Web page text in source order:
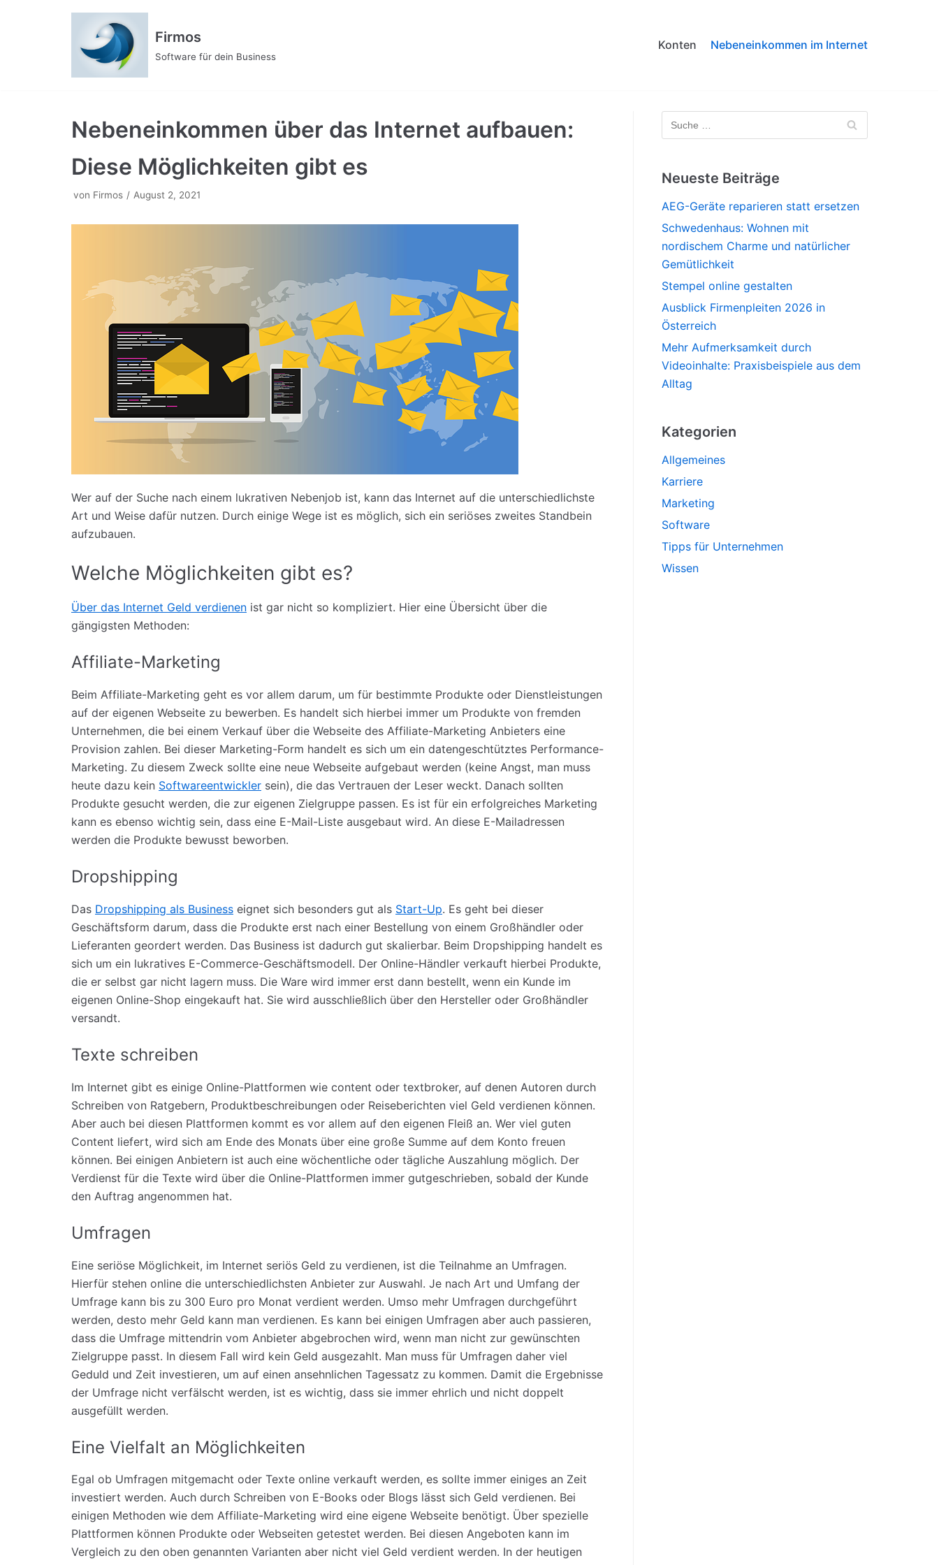
Firmos
Software für dein Business
Konten Nebeneinkommen im Internet
Nebeneinkommen über das Internet aufbauen:
Diese Möglichkeiten gibt es
von Firmos August 2, 2021
Wer auf der Suche nach einem lukrativen Nebenjob ist, kann das Internet auf die unterschiedlichste
Art und Weise dafür nutzen. Durch einige Wege ist es möglich, sich ein seriöses zweites Standbein
aufzubauen.
Welche Möglichkeiten gibt es?
Über das Internet Geld verdienen ist gar nicht so kompliziert. Hier eine Übersicht über die
gängigsten Methoden:
Affiliate-Marketing
Beim Affiliate-Marketing geht es vor allem darum, um für bestimmte Produkte oder Dienstleistungen
auf der eigenen Webseite zu bewerben. Es handelt sich hierbei immer um Produkte von fremden
Unternehmen, die bei einem Verkauf über die Webseite des Affiliate-Marketing Anbieters eine
Provision zahlen. Bei dieser Marketing-Form handelt es sich um ein datengeschtütztes Performance-
Marketing. Zu diesem Zweck sollte eine neue Webseite aufgebaut werden (keine Angst, man muss
heute dazu kein Softwareentwickler sein), die das Vertrauen der Leser weckt. Danach sollten
Produkte gesucht werden, die zur eigenen Zielgruppe passen. Es ist für ein erfolgreiches Marketing
kann es ebenso wichtig sein, dass eine E-Mail-Liste ausgebaut wird. An diese E-Mailadressen
werden die Produkte bewusst beworben.
Dropshipping
Das Dropshipping als Business eignet sich besonders gut als Start-Up. Es geht bei dieser
Geschäftsform darum, dass die Produkte erst nach einer Bestellung von einem Großhändler oder
Lieferanten geordert werden. Das Business ist dadurch gut skalierbar. Beim Dropshipping handelt es
sich um ein lukratives E-Commerce-Geschäftsmodell. Der Online-Händler verkauft hierbei Produkte,
die er selbst gar nicht lagern muss. Die Ware wird immer erst dann bestellt, wenn ein Kunde im
eigenen Online-Shop eingekauft hat. Sie wird ausschließlich über den Hersteller oder Großhändler
versandt.
Texte schreiben
Im Internet gibt es einige Online-Plattformen wie content oder textbroker, auf denen Autoren durch
Schreiben von Ratgebern, Produktbeschreibungen oder Reiseberichten viel Geld verdienen können.
Aber auch bei diesen Plattformen kommt es vor allem auf den eigenen Fleiß an. Wer viel guten
Content liefert, wird sich am Ende des Monats über eine große Summe auf dem Konto freuen
können. Bei einigen Anbietern ist auch eine wöchentliche oder tägliche Auszahlung möglich. Der
Verdienst für die Texte wird über die Online-Plattformen immer gutgeschrieben, sobald der Kunde
den Auftrag angenommen hat.
Umfragen
Eine seriöse Möglichkeit, im Internet seriös Geld zu verdienen, ist die Teilnahme an Umfragen.
Hierfür stehen online die unterschiedlichsten Anbieter zur Auswahl. Je nach Art und Umfang der
Umfrage kann bis zu 300 Euro pro Monat verdient werden. Umso mehr Umfragen durchgeführt
werden, desto mehr Geld kann man verdienen. Es kann bei einigen Umfragen aber auch passieren,
dass die Umfrage mittendrin vom Anbieter abgebrochen wird, wenn man nicht zur gewünschten
Zielgruppe passt. In diesem Fall wird kein Geld ausgezahlt. Man muss für Umfragen daher viel
Geduld und Zeit investieren, um auf einen ansehnlichen Tagessatz zu kommen. Damit die Ergebnisse
der Umfrage nicht verfälscht werden, ist es wichtig, dass sie immer ehrlich und nicht doppelt
ausgefüllt werden.
Eine Vielfalt an Möglichkeiten
Egal ob Umfragen mitgemacht oder Texte online verkauft werden, es sollte immer einiges an Zeit
investiert werden. Auch durch Schreiben von E-Books oder Blogs lässt sich Geld verdienen. Bei
einigen Methoden wie dem Affiliate-Marketing wird eine eigene Webseite benötigt. Über spezielle
Plattformen können Produkte oder Webseiten getestet werden. Bei diesen Angeboten kann im
Vergleich zu den oben genannten Varianten aber nicht viel Geld verdient werden. In der heutigen
Neueste Beiträge
AEG-Geräte reparieren statt ersetzen
Schwedenhaus: Wohnen mit
nordischem Charme und natürlicher
Gemütlichkeit
Stempel online gestalten
Ausblick Firmenpleiten 2026 in
Österreich
Mehr Aufmerksamkeit durch
Videoinhalte: Praxisbeispiele aus dem
Alltag
Kategorien
Allgemeines
Karriere
Marketing
Software
Tipps für Unternehmen
Wissen